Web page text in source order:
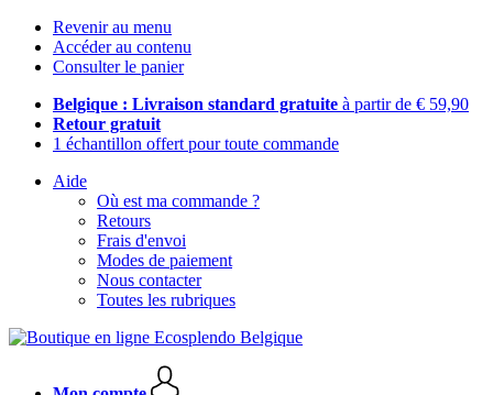
Revenir au menu
Accéder au contenu
Consulter le panier
Belgique : Livraison standard gratuite à partir de € 59,90
Retour gratuit
1 échantillon offert pour toute commande
Aide
Où est ma commande ?
Retours
Frais d'envoi
Modes de paiement
Nous contacter
Toutes les rubriques